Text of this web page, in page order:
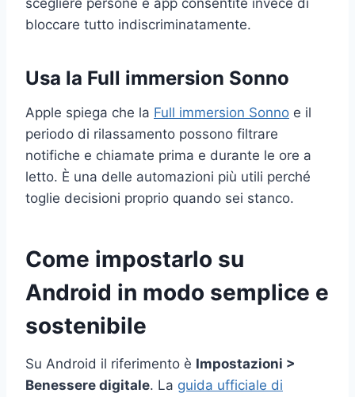
bloccare tutto indiscriminatamente.
Usa la Full immersion Sonno
Apple spiega che la Full immersion Sonno e il
periodo di rilassamento possono filtrare
notifiche e chiamate prima e durante le ore a
letto. È una delle automazioni più utili perché
toglie decisioni proprio quando sei stanco.
Come impostarlo su
Android in modo semplice e
sostenibile
Su Android il riferimento è Impostazioni >
Benessere digitale. La guida ufficiale di